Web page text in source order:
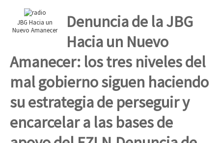
La palabra del EZLN
Encuentros
Chiapas
México
Latinoamérica
Mundo
Dia 4 – Encontro “Guerra contra a Humanidade” (As populações
Dia 2 do Encontro “Guerra contra a Humanidad”
JBG Hacia un
Nuevo Amanecer
Denuncia de la JBG
Hacia un Nuevo
Amanecer: los tres niveles del
mal gobierno siguen haciendo
su estrategia de perseguir y
encarcelar a las bases de